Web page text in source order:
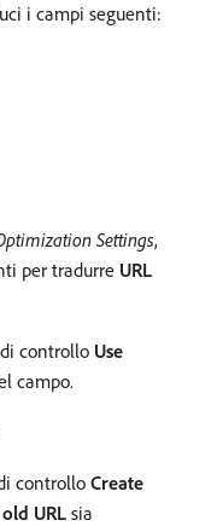
i campi seguenti:
Settings,
per tradurre URL
controllo Use
campo.
controlloCreate
URL sia